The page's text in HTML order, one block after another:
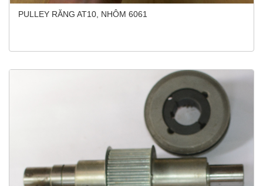
PULLEY RĂNG AT10, NHÔM 6061